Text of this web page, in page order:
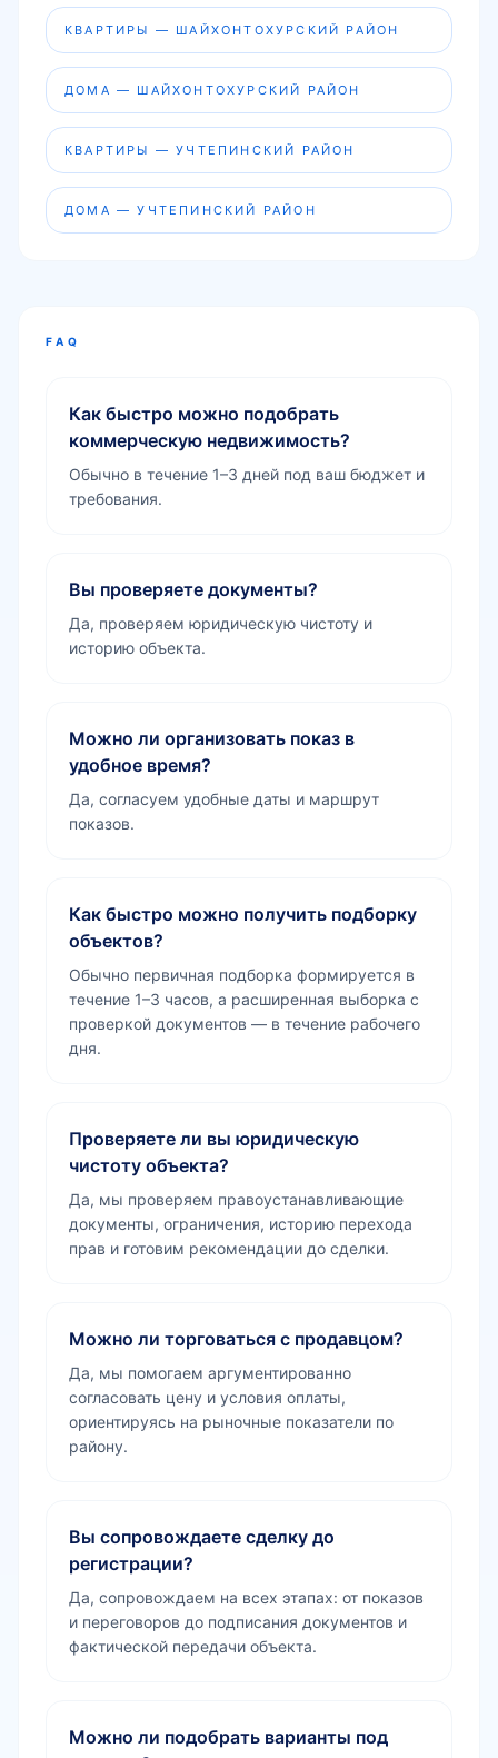
КВАРТИРЫ — ШАЙХОНТОХУРСКИЙ РАЙОН
ДОМА — ШАЙХОНТОХУРСКИЙ РАЙОН
КВАРТИРЫ — УЧТЕПИНСКИЙ РАЙОН
ДОМА — УЧТЕПИНСКИЙ РАЙОН
FAQ
Как быстро можно подобрать
коммерческую недвижимость?
Обычно в течение 1–3 дней под ваш бюджет и
требования.
Вы проверяете документы?
Да, проверяем юридическую чистоту и
историю объекта.
Можно ли организовать показ в
удобное время?
Да, согласуем удобные даты и маршрут
показов.
Как быстро можно получить подборку
объектов?
Обычно первичная подборка формируется в
течение 1–3 часов, а расширенная выборка с
проверкой документов — в течение рабочего
дня.
Проверяете ли вы юридическую
чистоту объекта?
Да, мы проверяем правоустанавливающие
документы, ограничения, историю перехода
прав и готовим рекомендации до сделки.
Можно ли торговаться с продавцом?
Да, мы помогаем аргументированно
согласовать цену и условия оплаты,
ориентируясь на рыночные показатели по
району.
Вы сопровождаете сделку до
регистрации?
Да, сопровождаем на всех этапах: от показов
и переговоров до подписания документов и
фактической передачи объекта.
Можно ли подобрать варианты под